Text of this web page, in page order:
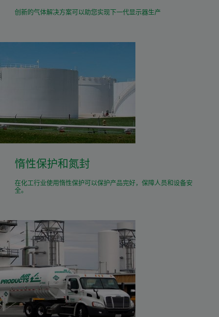
创新的气体解决方案可以助您实现下一代显示器生产
惰性保护和氮封
在化工行业使用惰性保护可以保护产品完好，保障人员和设备安
全。